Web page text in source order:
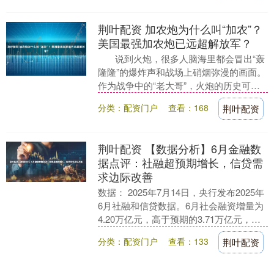
荆叶配资 加农炮为什么叫“加农”？
美国最强加农炮已远超解放军？
说到火炮，很多人脑海里都会冒出“轰
隆隆”的爆炸声和战场上硝烟弥漫的画面。
作为战争中的“老大哥”，火炮的历史可以
说是人类军事科技进步的一个缩影。 ....
分类：配资门户 查看：168 荆叶配资
荆叶配资 【数据分析】6月金融数
据点评：社融超预期增长，信贷需
求边际改善
数据： 2025年7月14日，央行发布2025年
6月社融和信贷数据。6月社会融资增量为
4.20万亿元，高于预期的3.71万亿元，同
分类：配资门户 查看：133 荆叶配资